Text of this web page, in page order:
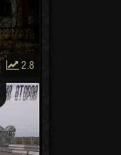
2.8